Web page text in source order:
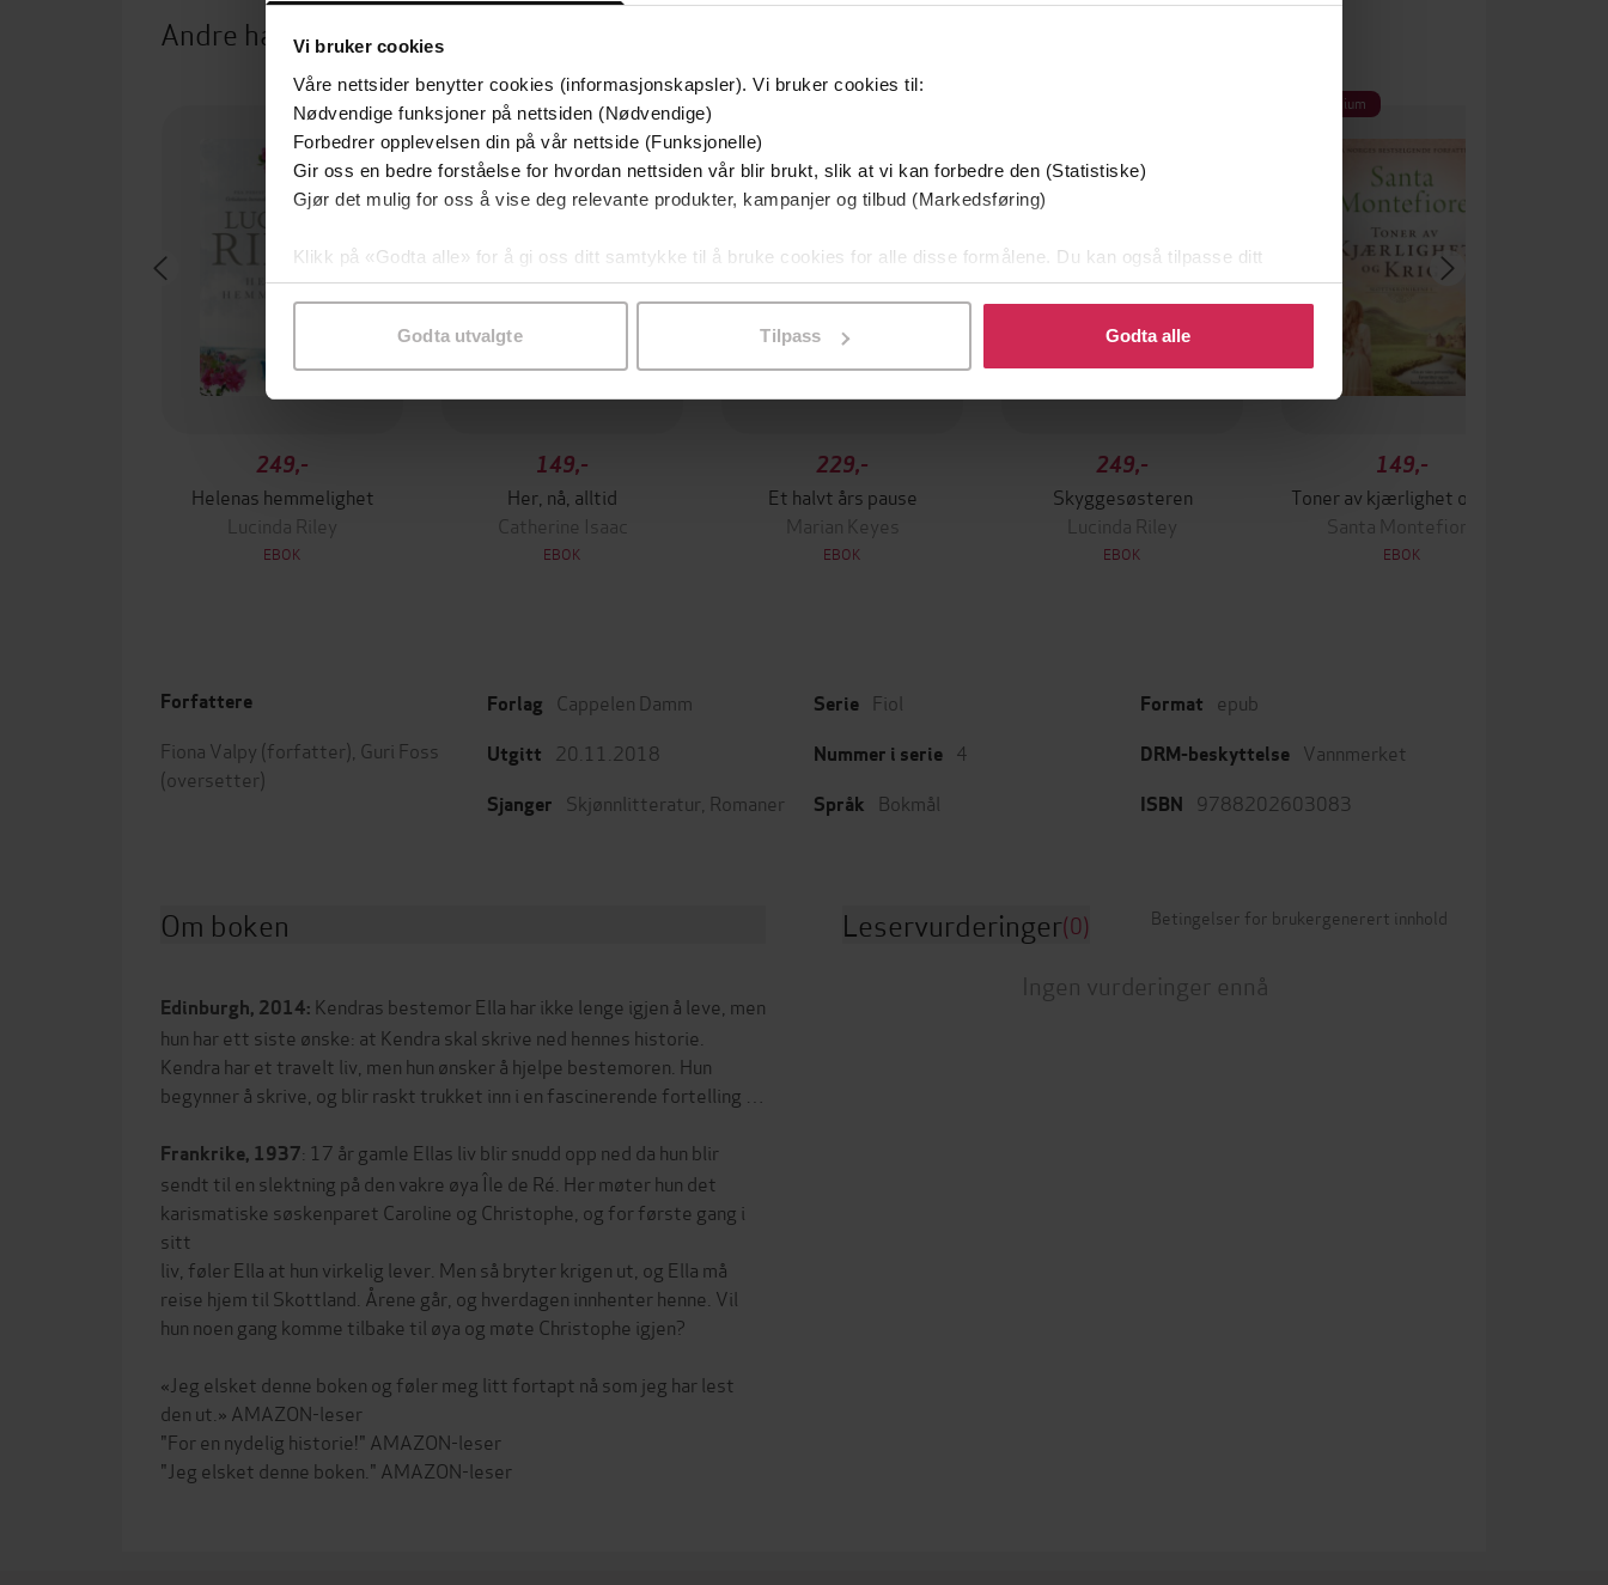
Vi bruker cookies
Våre nettsider benytter cookies (informasjonskapsler). Vi bruker cookies til:
Nødvendige funksjoner på nettsiden (Nødvendige)
Forbedrer opplevelsen din på vår nettside (Funksjonelle)
Gir oss en bedre forståelse for hvordan nettsiden vår blir brukt, slik at vi kan forbedre den (Statistiske)
Gjør det mulig for oss å vise deg relevante produkter, kampanjer og tilbud (Markedsføring)
Klikk på «Godta alle» for å gi oss ditt samtykke til å bruke cookies for alle disse formålene. Du kan også tilpasse ditt
samtykke til spesifikke formål ved å klikke på «Tilpass». Du kan når som helst trekke tilbake eller endre ditt samtykke.
Godta utvalgte Tilpass Godta alle
Andre har også kjøpt
249,-
Helenas hemmelighet
Lucinda Riley
EBOK
Premium
149,-
Her, nå, alltid
Catherine Isaac
EBOK
229,-
Et halvt års pause
Marian Keyes
EBOK
249,-
Skyggesøsteren
Lucinda Riley
EBOK
Premium
149,-
Toner av kjærlighet og krig
Santa Montefiore
EBOK
Forfattere
Fiona Valpy (forfatter), Guri Foss
(oversetter)
Forlag Cappelen Damm
Utgitt 20.11.2018
Sjanger Skjønnlitteratur Romaner
Serie Fiol
Nummer i serie 4
Språk Bokmål
Format epub
DRM-beskyttelse Vannmerket
ISBN 9788202603083
Om boken
Edinburgh, 2014: Kendras bestemor Ella har ikke lenge igjen å leve, men
hun har ett siste ønske: at Kendra skal skrive ned hennes historie.
Kendra har et travelt liv, men hun ønsker å hjelpe bestemoren. Hun
begynner å skrive, og blir raskt trukket inn i en fascinerende fortelling …
Frankrike, 1937: 17 år gamle Ellas liv blir snudd opp ned da hun blir
sendt til en slektning på den vakre øya Île de Ré. Her møter hun det
karismatiske søskenparet Caroline og Christophe, og for første gang i
sitt
liv, føler Ella at hun virkelig lever. Men så bryter krigen ut, og Ella må
reise hjem til Skottland. Årene går, og hverdagen innhenter henne. Vil
hun noen gang komme tilbake til øya og møte Christophe igjen?
«Jeg elsket denne boken og føler meg litt fortapt nå som jeg har lest
den ut.» AMAZON-leser
"For en nydelig historie!" AMAZON-leser
"Jeg elsket denne boken." AMAZON-leser
Leservurderinger(0) Betingelser for brukergenerert innhold
Ingen vurderinger ennå